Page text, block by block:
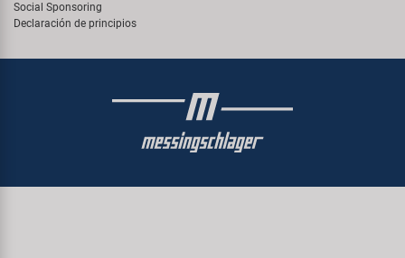
Social Sponsoring
Declaración de principios